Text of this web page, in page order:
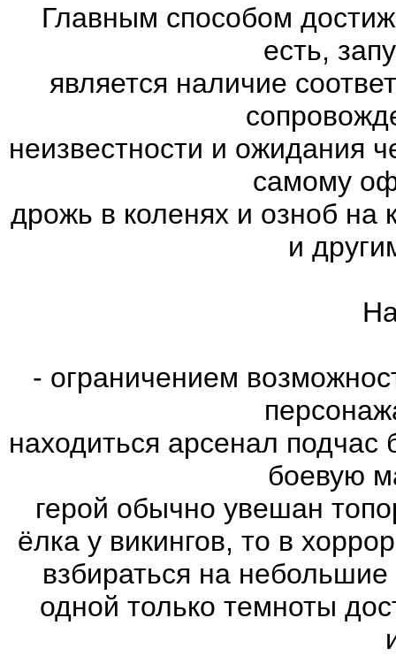
Главным способом
есть,
является наличие
неизвестности и ожидания
самому
дрожь в коленях и озноб на
и
- ограничением
находиться арсенал
боевую
герой обычно увешан
ёлка у викингов, то в
взбираться на
одной только темноты